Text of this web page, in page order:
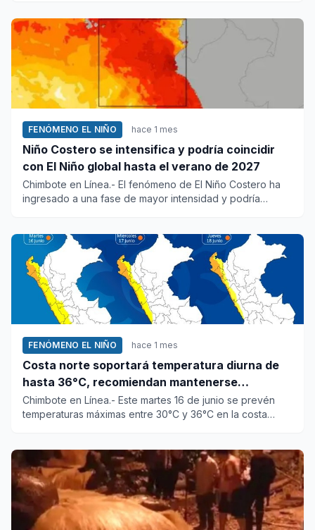
FENÓMENO EL NIÑO hace 1 mes
Niño Costero se intensifica y podría coincidir
con El Niño global hasta el verano de 2027
Chimbote en Línea.- El fenómeno de El Niño Costero ha
ingresado a una fase de mayor intensidad y podría
FENÓMENO EL NIÑO hace 1 mes
Costa norte soportará temperatura diurna de
hasta 36°C, recomiendan mantenerse
hidratado
Chimbote en Línea.- Este martes 16 de junio se prevén
temperaturas máximas entre 30°C y 36°C en la costa